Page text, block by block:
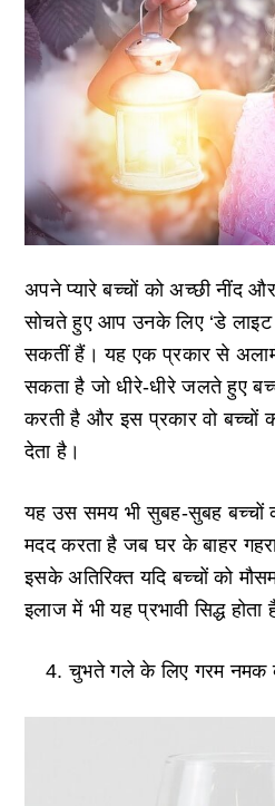
अपने प्यारे बच्चों को अच्छी नींद
सोचते हुए आप उनके लिए ‘डे लाइट
सकतीं हैं। यह एक प्रकार से
सकता है जो धीरे-धीरे जलते हुए
करती है और इस प्रकार वो
देता है।
यह उस समय भी सुबह-सुबह बच्चों
मदद करता है जब घर के बाहर गहरा
इसके अतिरिक्त यदि बच्चों को
इलाज में भी यह प्रभावी सिद्ध होता
चुभते गले के लिए गरम नमक